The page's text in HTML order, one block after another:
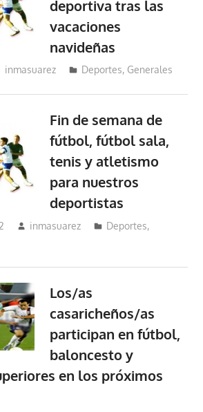
deportiva tras las
vacaciones
navideñas
inmasuarez Deportes, Generales
Fin de semana de
fútbol, fútbol sala,
tenis y atletismo
para nuestros
deportistas
inmasuarez Deportes,
Los/as
casaricheños/as
participan en fútbol,
baloncesto y
en los próximos